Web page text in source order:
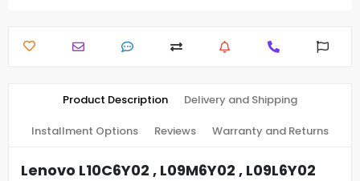
Product Description Delivery and Shipping
Installment Options Reviews Warranty and Returns
Lenovo L10C6Y02 , L09M6Y02 , L09L6Y02